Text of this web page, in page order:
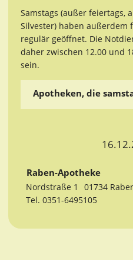
Samstags (außer feiertags,
Silvester) haben außerdem
regulär geöffnet. Die
daher zwischen 12.00 und
sein.
Apotheken, die
Raben-Apotheke
Nordstraße 1
01734
Tel. 0351-6495105